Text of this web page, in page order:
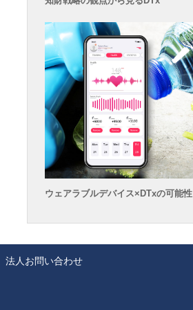
ウェアラブルデバイス×DTxの可能性
法人お問い合わせ